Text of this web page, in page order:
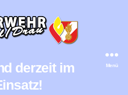
Spittal/Drau
Menü
derzeit im